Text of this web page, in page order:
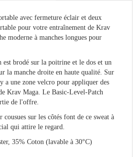
avec fermeture éclair et deux
pour votre entraînement de Krav
moderne à manches longues pour
brodé sur la poitrine et le dos et un
la manche droite en haute qualité. Sur
a une zone velcro pour appliquer des
Krav Maga. Le Basic-Level-Patch
de l'offre.
sur les côtés font de ce sweat à
qui attire le regard.
35% Coton (lavable à 30°C)